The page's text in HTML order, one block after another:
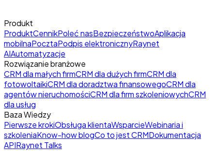
Produkt
ProduktCennikPoleć nasBezpieczeństwoAplikacja
mobilnaPocztaPodpis elektronicznyRaynet
AIAutomatyzacje
Rozwiązanie branżowe
CRM dla małych firmCRM dla dużych firmCRM dla
fotowoltaikiCRM dla doradztwa finansowegoCRM dla
agentów nieruchomościCRM dla firm szkoleniowychCRM
dla usług
Baza Wiedzy
Pierwsze krokiObsługa klientaWsparcieWebinaria i
szkoleniaKnow-how blogCo to jest CRMDokumentacja
APIRaynet Talks